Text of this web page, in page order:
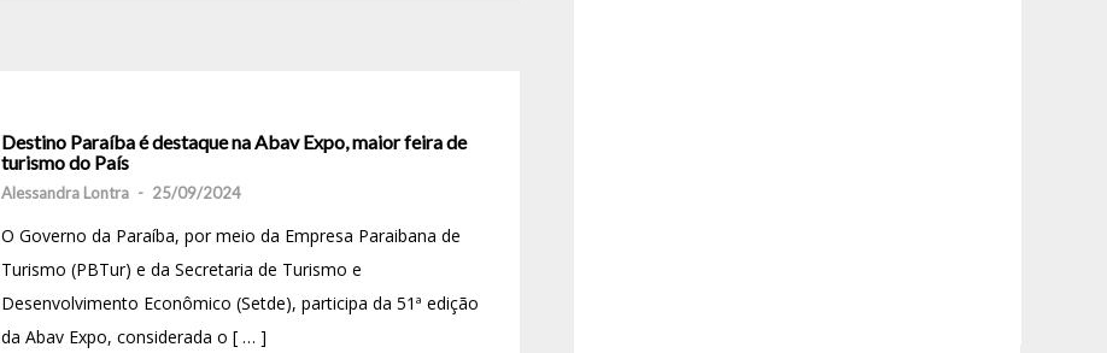
Destino Paraíba é destaque na Abav Expo, maior feira de
turismo do País
Alessandra Lontra - 25/09/2024
O Governo da Paraíba, por meio da Empresa Paraibana de
Turismo (PBTur) e da Secretaria de Turismo e
Desenvolvimento Econômico (Setde), participa da 51ª edição
da Abav Expo, considerada o [ … ]